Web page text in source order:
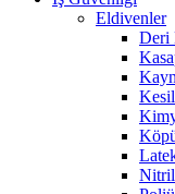
Eldivenler
Deri